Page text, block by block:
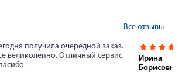
Все отзывы
получила очередной заказ.
великолепно. Отличный сервис.
Ирина
Борисовна